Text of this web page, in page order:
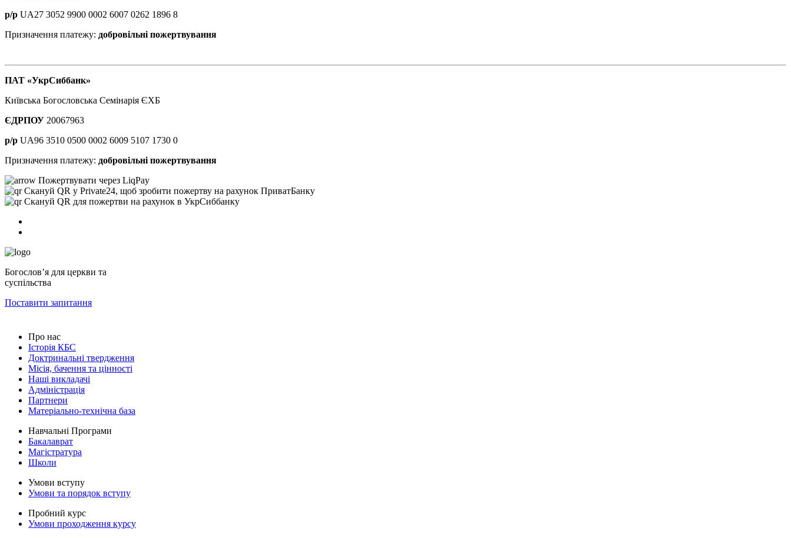
р/р UA27 3052 9900 0002 6007 0262 1896 8
Призначення платежу: добровільні пожертвування
ПАТ «УкрСиббанк»
Київська Богословська Семінарія ЄХБ
ЄДРПОУ 20067963
р/р UA96 3510 0500 0002 6009 5107 1730 0
Призначення платежу: добровільні пожертвування
Пожертвувати через LiqPay
Скануй QR у Private24, щоб зробити пожертву на рахунок ПриватБанку
Скануй QR для пожертви на рахунок в УкрСиббанку
Богословʼя для церкви та
суспільства
Поставити запитання
Про нас
Історія КБС
Доктринальні твердження
Місія, бачення та цінності
Наші викладачі
Адміністрація
Партнери
Матеріально-технічна база
Навчальні Програми
Бакалаврат
Магістратура
Школи
Умови вступу
Умови та порядок вступу
Пробний курс
Умови проходження курсу